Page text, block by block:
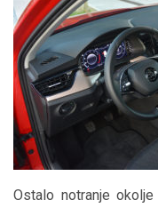
Ostalo notranje